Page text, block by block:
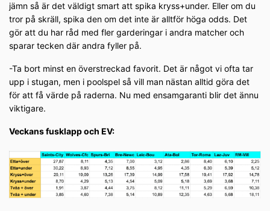
jämn så är det väldigt smart att spika kryss+under. Eller om du
tror på skräll, spika den om det inte är alltför höga odds. Det
gör att du har råd med fler garderingar i andra matcher och
sparar tecken där andra fyller på.
-Ta bort minst en överstreckad favorit. Det är något vi ofta tar
upp i stugan, men i poolspel så vill man nästan alltid göra det
för att få värde på raderna. Nu med ensamgaranti blir det ännu
viktigare.
Veckans fusklapp och EV: